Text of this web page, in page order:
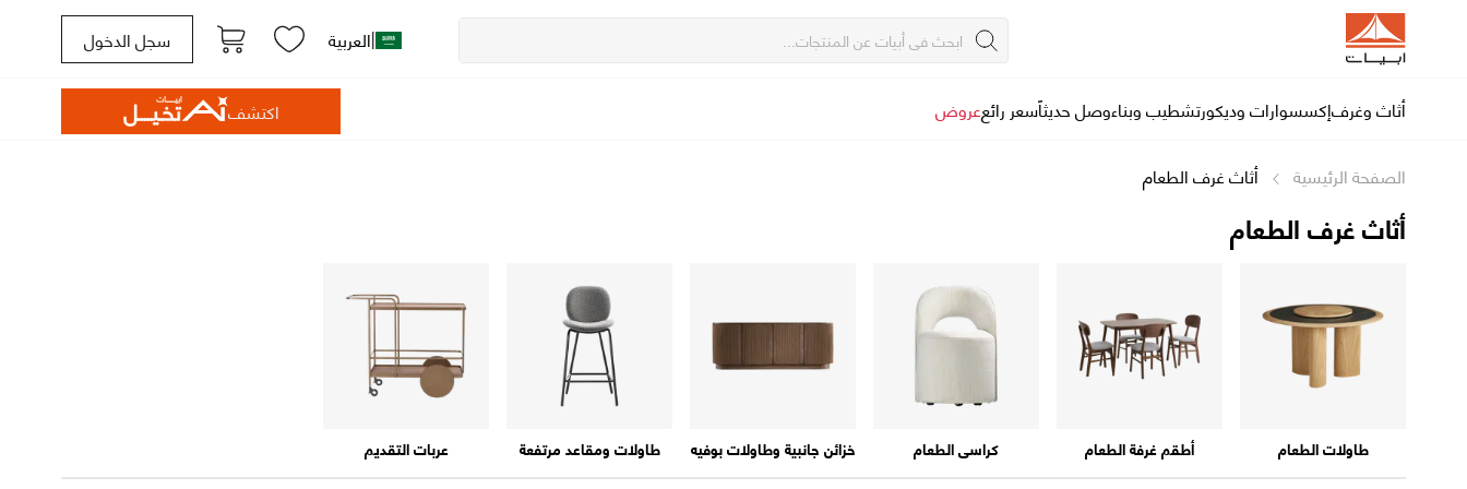
|العربية سجل الدخول
أثاث وغرفإكسسوارات وديكورتشطيب وبناءوصل حديثاًسعر رائععروض اكتشف
الصفحة الرئيسية أثاث غرف الطعام
أثاث غرف الطعام
طاولات الطعام أطقم غرفة الطعام كراسي الطعام خزائن جانبية وطاولات بوفيه طاولات ومقاعد مرتفعة عربات التقديم